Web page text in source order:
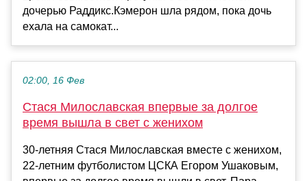
дочерью Раддикс.Кэмерон шла рядом, пока дочь
ехала на самокат...
02:00, 16 Фев
Стася Милославская впервые за долгое
время вышла в свет с женихом
30-летняя Стася Милославская вместе с женихом,
22-летним футболистом ЦСКА Егором Ушаковым,